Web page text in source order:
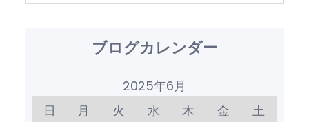
ブログカレンダー
2025年6月
日
月 火 水 木 金
土